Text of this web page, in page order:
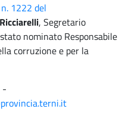
1222 del
, Segretario
nominato Responsabile
corruzione e per la
-